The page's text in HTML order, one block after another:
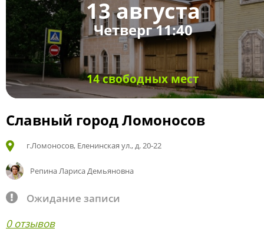
13 августа
Четверг 11:40
14 свободных мест
Славный город Ломоносов
г.Ломоносов, Еленинская ул., д. 20-22
Репина Лариса Демьяновна
Ожидание записи
0 отзывов